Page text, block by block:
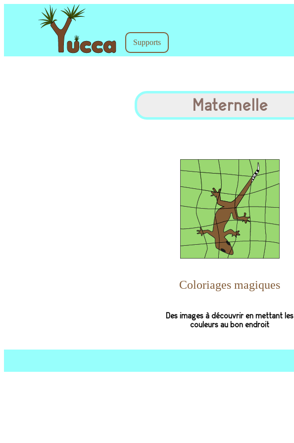
Supports
Maternelle
Coloriages magiques
Des images à découvrir en mettant les
couleurs au bon endroit